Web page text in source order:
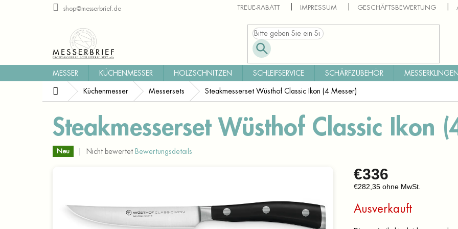
shop@messerbrief.de TREUE-RABATT IMPRESSUM GESCHÄFTSBEWERTUNG
MESSER KÜCHENMESSER HOLZSCHNITZEN SCHLEIFSERVICE SCHÄRFZUBEHÖR
StartseiteKüchenmesser Messersets Steakmesserset Wüsthof Classic Ikon (4 Messer)
Steakmesserset Wüsthof Classic Ikon
Neu
Die
Sternen.
Nicht bewertet Bewertungsdetails
€336
€282,35 ohne MwSt.
Ausverkauft